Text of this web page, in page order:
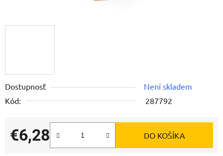
Dostupnosť
Není skladem
Kód:
287792
€6,28
Jednotková cena:
DO KOŠÍKA